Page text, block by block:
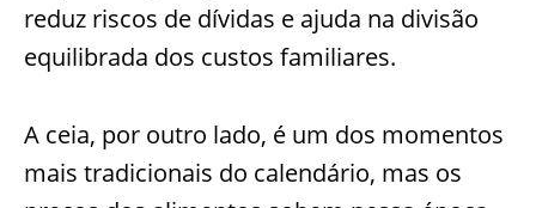
reduz riscos de dívidas e ajuda na divisão
equilibrada dos custos familiares.
A ceia, por outro lado, é um dos momentos
mais tradicionais do calendário, mas os